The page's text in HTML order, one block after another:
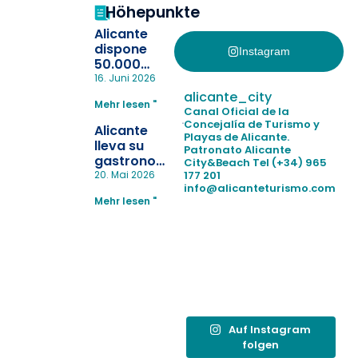
Höhepunkte
Alicante
dispone
50.000
pulseras
la
pérdida de niños
en las
playas y
realiza con
simulacro de socorrismo
16. Juni 2026
Mehr lesen "
Alicante
lleva su
gastronomía
a Madrid
reforzar el
20. Mai 2026
Mehr lesen "
Instagram
alicante_city
Canal Oficial de la
Concejalía de Turismo y
Playas de Alicante.
Patronato Alicante
City&Beach Tel (+34) 965
177 201
info@alicanteturismo.com
Auf Instagram
folgen